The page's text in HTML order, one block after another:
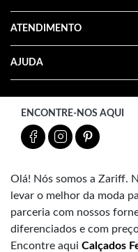
ATENDIMENTO
AJUDA
ENCONTRE-NOS AQUI
Olá! Nós somos a Zariff.
levar o melhor da moda
parceria com nossos
diferenciados e com
Encontre aqui Calçados